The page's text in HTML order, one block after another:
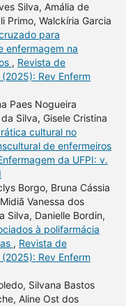
Silva, Amália de
Primo, Walckíria Garcia
para
enfermagem na
, Revista de
Rev Enferm
Paes Nogueira
Silva, Gisele Cristina
cultural no
de enfermeiros
da UFPI: v.
Borgo, Bruna Cássia
Vanessa dos
Silva, Danielle Bordin,
à polifarmácia
, Revista de
Rev Enferm
Silvana Bastos
Aline Ost dos